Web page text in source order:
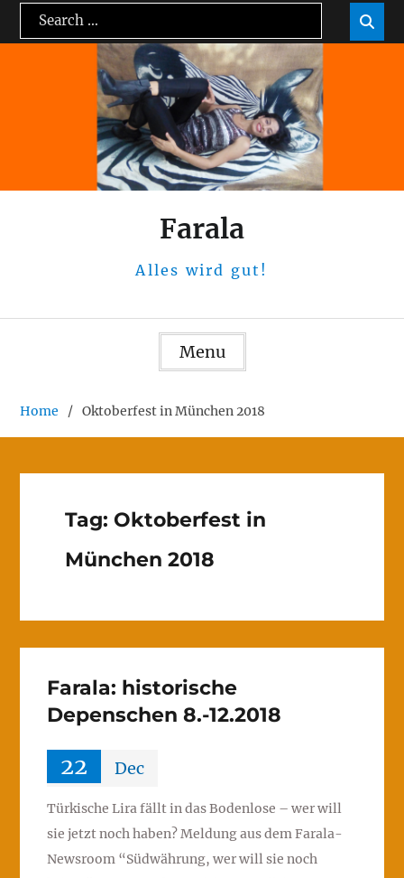
Search
for:

Farala
Alles wird gut!
Menu
Home Oktoberfest in München 2018
Tag: Oktoberfest in
München 2018
Farala: historische
Depenschen 8.-12.2018
22 Dec
Türkische Lira fällt in das Bodenlose – wer will
sie jetzt noch haben? Meldung aus dem Farala-
Newsroom “Südwährung, wer will sie noch